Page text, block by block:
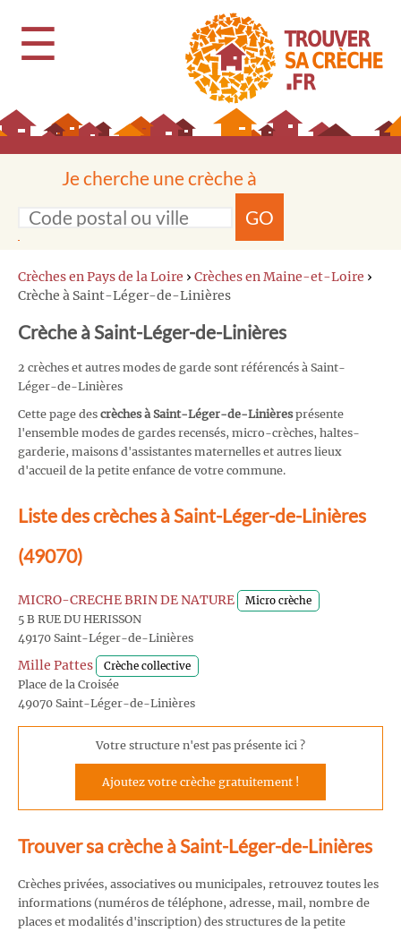
☰
Je cherche une crèche à
GO
Crèches en Pays de la Loire › Crèches en Maine-et-Loire ›
Crèche à Saint-Léger-de-Linières
Crèche à Saint-Léger-de-Linières
2 crèches et autres modes de garde sont référencés à Saint-
Léger-de-Linières
Cette page des crèches à Saint-Léger-de-Linièresprésente
l'ensemble modes de gardes recensés, micro-crèches, haltes-
garderie, maisons d'assistantes maternelles et autres lieux
d'accueil de la petite enfance de votre commune.
Liste des crèches à Saint-Léger-de-Linières
(49070)
MICRO-CRECHE BRIN DE NATURE Micro crèche
5 B RUE DU HERISSON
49170 Saint-Léger-de-Linières
Mille Pattes Crèche collective
Place de la Croisée
49070 Saint-Léger-de-Linières
Votre structure n'est pas présente ici ?
Ajoutez votre crèche gratuitement !
Trouver sa crèche à Saint-Léger-de-Linières
Crèches privées, associatives ou municipales, retrouvez toutes les
informations (numéros de téléphone, adresse, mail, nombre de
places et modalités d'inscription) des structures de la petite